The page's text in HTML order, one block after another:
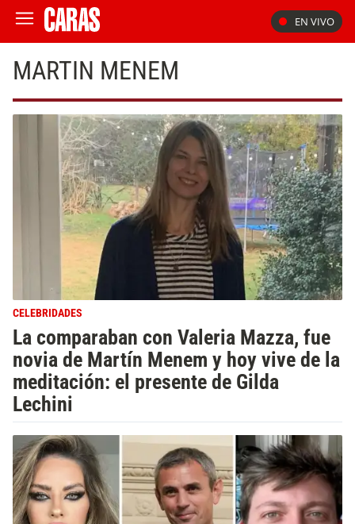
EN VIVO
MARTIN MENEM
CELEBRIDADES
La comparaban con Valeria Mazza, fue
novia de Martín Menem y hoy vive de la
meditación: el presente de Gilda
Lechini